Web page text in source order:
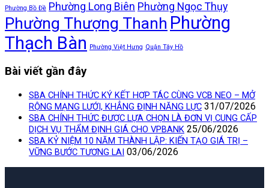
Phường Bồ Đề Phường Long Biên Phường Ngọc Thụy
Phường Thượng Thanh Phường
Thạch Bàn
Phường Việt Hưng Quận Tây Hồ
Bài viết gần đây
SBA CHÍNH THỨC KÝ KẾT HỢP TÁC CÙNG VCB NEO – MỞ
RỘNG MẠNG LƯỚI, KHẲNG ĐỊNH NĂNG LỰC 31/07/2026
SBA CHÍNH THỨC ĐƯỢC LỰA CHỌN LÀ ĐƠN VỊ CUNG CẤP
DỊCH VỤ THẨM ĐỊNH GIÁ CHO VPBANK 25/06/2026
SBA KỶ NIỆM 10 NĂM THÀNH LẬP: KIẾN TẠO GIÁ TRỊ –
VỮNG BƯỚC TƯƠNG LAI 03/06/2026